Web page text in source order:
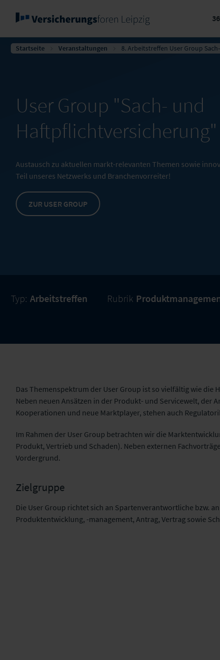
Startseite Veranstaltungen 8. Arbeitstreffen User Group
User Group "Sach- und
Austausch zu aktuellen markt-relevanten Themen sowie
Teil unseres Netzwerks und Branchenvorreiter!
ZUR USER GROUP
Typ: Arbeitstreffen Rubrik
Das Themenspektrum der User Group ist so vielfältig wie
Neben neuen Ansätzen in der Produkt- und Servicewelt, der
Kooperationen und neue Marktplayer, stehen auch
Im Rahmen der User Group betrachten wir die
Produkt, Vertrieb und Schaden). Neben externen
Vordergrund.
Zielgruppe
Die User Group richtet sich an Spartenverantwortliche bzw.
Produktentwicklung, -management, Antrag, Vertrag sowie